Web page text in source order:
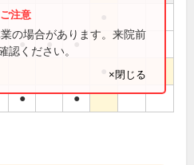
● ● ●
● ●
の場合があります。来院前
認ください。
×閉じる